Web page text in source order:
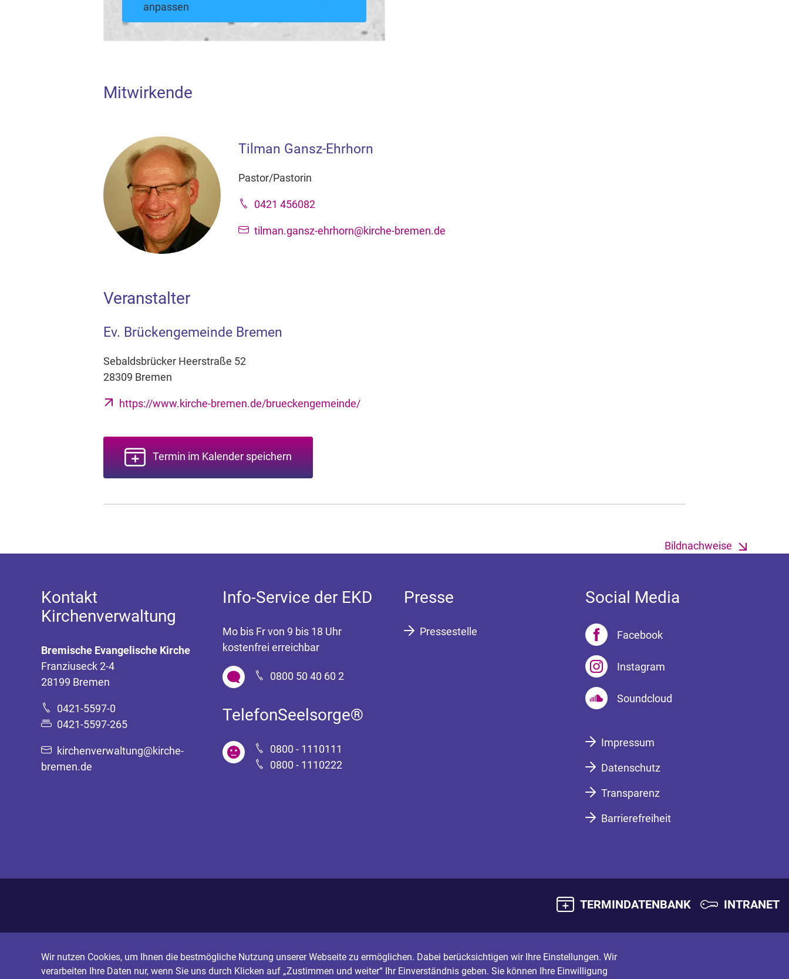
anpassen
Mitwirkende
Tilman Gansz-Ehrhorn
Pastor/Pastorin
0421 456082
tilman.gansz-ehrhorn@kirche-bremen.de
Veranstalter
Ev. Brückengemeinde Bremen
Sebaldsbrücker Heerstraße 52
28309 Bremen
https://www.kirche-bremen.de/brueckengemeinde/
Termin im Kalender speichern
Bildnachweise
Kontakt
Kirchenverwaltung
Bremische Evangelische Kirche
Franziuseck 2-4
28199 Bremen
0421-5597-0
0421-5597-265
kirchenverwaltung@kirche-
bremen.de
Info-Service der EKD
Mo bis Fr von 9 bis 18 Uhr
kostenfrei erreichbar
0800 50 40 60 2
TelefonSeelsorge®
0800 - 1110111
0800 - 1110222
Presse
Pressestelle
Social Media
Facebook
Instagram
Soundcloud
Impressum
Datenschutz
Transparenz
Barrierefreiheit
TERMINDATENBANK INTRANET
Wir nutzen Cookies, um Ihnen die bestmögliche Nutzung unserer Webseite zu ermöglichen. Dabei berücksichtigen wir Ihre Einstellungen. Wir
verarbeiten Ihre Daten nur, wenn Sie uns durch Klicken auf „Zustimmen und weiter“ Ihr Einverständnis geben. Sie können Ihre Einwilligung